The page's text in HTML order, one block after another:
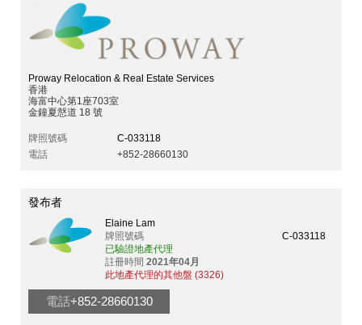
Proway Relocation & Real Estate Services
香港
海富中心第1座703室
金鐘夏慤道 18 號
牌照號碼
C-033118
電話
+852-28660130
發布者
Elaine Lam
牌照號碼
C-033118
已驗證地產代理
註冊時間 2021年04月
此地產代理的其他盤 (3326)
電話+852-28660130